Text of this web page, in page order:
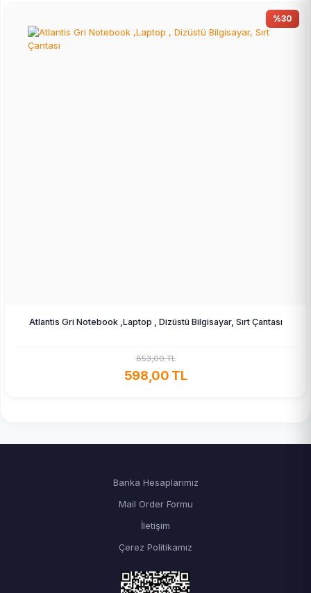
%30
Atlantis Gri Notebook ,Laptop , Dizüstü Bilgisayar, Sırt Çantası
853,00 TL
598,00 TL
Banka Hesaplarımız
Mail Order Formu
İletişim
Çerez Politikamız